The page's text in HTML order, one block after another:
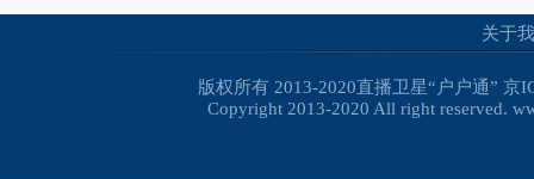
关于
版权所有 2013-2020直播卫星“户户通” 京
Copyright 2013-2020 All right reserved.